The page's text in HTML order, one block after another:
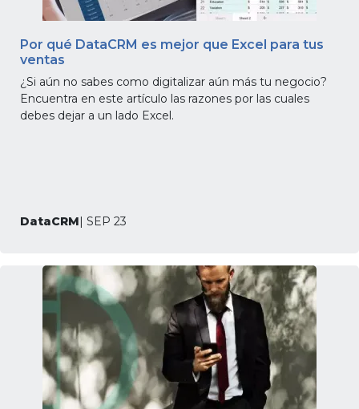
Por qué DataCRM es mejor que Excel para tus
ventas
¿Si aún no sabes como digitalizar aún más tu negocio?
Encuentra en este artículo las razones por las cuales
debes dejar a un lado Excel.
DataCRM| SEP 23